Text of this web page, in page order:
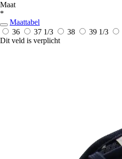
Maat
*
Maattabel
36
37 1/3 38 39 1/3
Dit veld is verplicht